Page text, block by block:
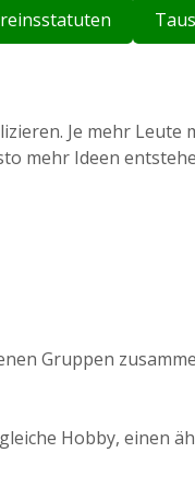
Je mehr Leute
mehr Ideen
Gruppen
Hobby, einen